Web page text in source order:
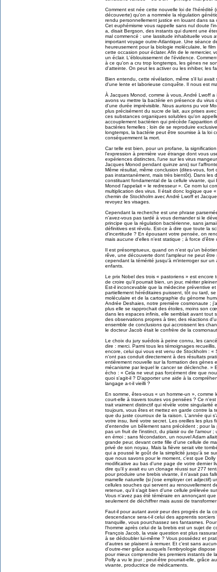
Comment est née cette nouvelle loi de l'hérédité
découverte) qu'on a nommée la régulation
rendu personnellement justice en louant dans
Cet euphémisme vous rappelle sans nul doute
a, disait Bergson, des instants qui durent une
mal commencé : une lassitude inhabituelle vous
important voyage outre-Atlantique. Une séance
heureusement pour la biologie moléculaire, le
cette occasion pour éclater. Afin de le remercier,
un éclair. L'éblouissement de l'évidence.
à ce qu'on a cru trop longtemps, les gènes ne
d'atteinte. On peut les activer ou les inhiber, les
Bien entendu, cette révélation, même s'il lui
d'une lente et laborieuse conquête. Il nous est
À Jacques Monod, comme à vous, André Lwoff
avons vu mettre la bactérie en présence du
d'une durée imprévisible. Nous aurions pu voir
plus précisément du sucre de lait, aux prises
ces substances organiques solubles qu'on
accouplement bactérien qui précède l'apparition
bactéries femelles ; loin de se reproduire
longtemps, la bactérie peut être soumise à la loi
conséquemment la mort.
Car telle est bien, pour un profane, la
l'expression à première vue étrange dont vous
expériences distinctes, l'une sur les virus
Jacques Monod pendant quinze ans) sur
Même résultat, même conclusion (dites-vous,
pas instantanément, mais très bientôt). Dans
constituant fondamental de la cellule vivante,
Monod l'appelait « le redresseur ». Ce nom lui
multiplication des virus. Il était donc logique que
chemin de Stockholm avec André Lwoff et
revoyez les visages.
Cependant la recherche est une phrase
n'avez-vous pas tardé à vous demander si le
principe que la régulation bactérienne, sans
définitives est révolu. Est-ce à dire que toute la
d'incertitude ? En épousant votre pensée, on
mais aucune d'elles n'est statique ; à force
Il est présomptueux, quand on n'est qu'un
rêve, une découverte dont l'ampleur ne peut
cependant la témérité jusqu'à m'interroger sur
enfants.
Le prix Nobel des trois « pastoriens » est encore
de croire qu'il pourrait bien, un jour, mériter
Est-il inconcevable que la médecine préventive
partiellement héréditaires puissent, tôt ou tard,
moléculaire et de la cartographie du génome
Andrée Deshaies, notre première cosmonaute ;
plus elle se rapprochait des étoiles, moins son
dans les espaces infinis, elle semblait avant tout
des observations propres à tirer, des réactions
ensemble de conclusions qui accroissent les
le docteur Jacob était le confrère de la
Le choix du jury suédois à peine connu, les
dire : merci. Parmi tous les témoignages
encore, celui qui vous est venu de Stockholm : «
n'ont pas conduit directement à des résultats
entièrement nouvelle sur la formation des gènes
mécanisme par lequel le cancer se déclenche. »
écho : « Cela ne veut pas forcément dire que
quoi s'agit-il ? D'apporter une aide à la
langage a-t-il vieilli ?
En somme, êtes-vous « un homme-un », comme
court-elle à travers toutes vos pensées ? Ce
trait vraiment distinctif qui révèle votre
toujours, vous êtes et mettez en garde contre la
que du juste courroux de la raison. L'année qui
votre insu, livré votre secret. Les oreilles les plus
d'entendre un bêlement sans précédent ; pour
pas un fruit de l'instinct, du plaisir ou de l'amour ;
en émoi ; sans fécondation, un nouvel Adam
grande peur, devant cette fille d'une cellule de
privé de son noyau. Mais la fièvre serait vite
qui a poussé le goût de la simplicité jusqu'à se
que nous savons pour le moment, c'est que
modificative au bas d'une page de votre dernier
dire qu'il y avait eu un clonage réussi sur 277
pour produire une brebis vivante, il n'avait pas
mamelle naturelle (si j'ose employer cet adjectif)
cellules souches qui servent au renouvellement
retenue, qu'il s'agit bien d'une cellule prélevée
Vous n'avez pas été téméraire en annonçant
seulement de déchiffrer mais aussi de
Faut-il pour autant avoir peur des progrès de la
descendance sera-t-il celui des apprentis
tranquille, vous pourchassez ses fantasmes.
l'homme après celui de la brebis est un sujet de
François Jacob, la vraie question est plus
à se dédoubler lui-même ? Vous possédez et
d'autres se plaisent à remuer. Et c'est sans
d'outre-mer grâce auxquels l'embryologie
pour mieux comprendre les premiers instants de
Polly a vu le jour ; peut-être pourrait-elle, grâce
vivante, productrice de médicaments.